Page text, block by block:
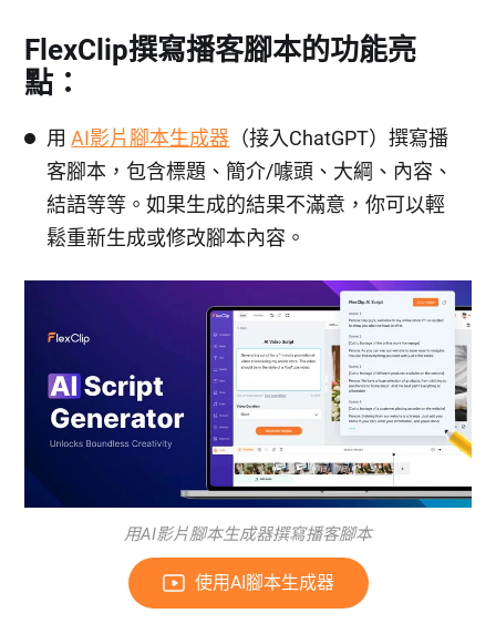
FlexClip撰寫播客腳本的功能亮
點：
用AI影片腳本生成器 （接入ChatGPT）撰寫播
客腳本，包含標題、簡介/噱頭、大綱、內容、
結語等等。如果生成的結果不滿意，你可以輕
鬆重新生成或修改腳本內容。
用AI影片腳本生成器撰寫播客腳本
使用AI腳本生成器